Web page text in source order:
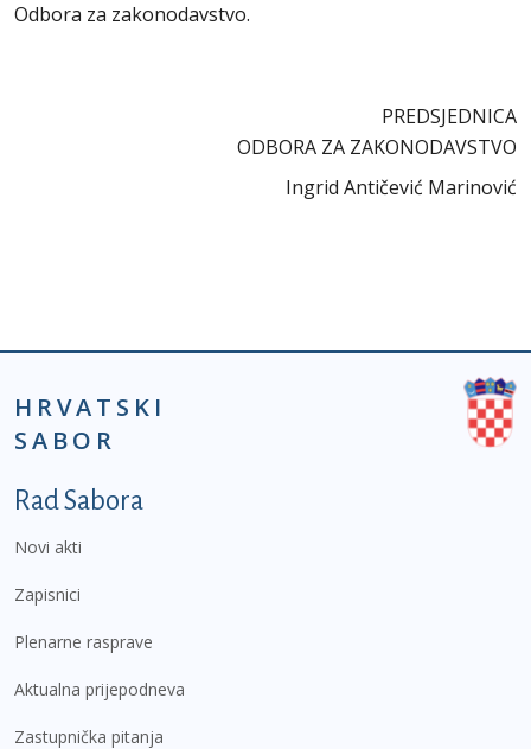
Odbora za zakonodavstvo.
PREDSJEDNICA
ODBORA ZA ZAKONODAVSTVO
Ingrid Antičević Marinović
HRVATSKI
SABOR
Podnožje prvi izbornik
Rad Sabora
Novi akti
Zapisnici
Plenarne rasprave
Aktualna prijepodneva
Zastupnička pitanja